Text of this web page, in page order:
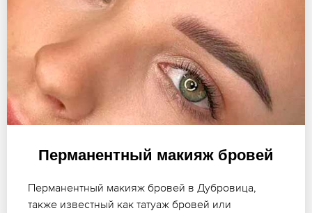
Перманентный макияж бровей
Перманентный макияж бровей в Дубровица,
также известный как татуаж бровей или